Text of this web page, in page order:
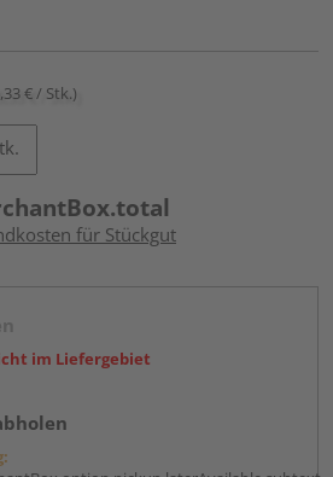
€ / Stk.)
für Stückgut
im Liefergebiet